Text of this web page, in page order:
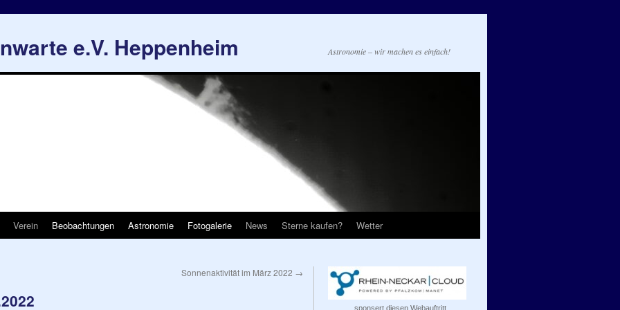
e.V. Heppenheim Astronomie – wir machen es einfach!
Verein Beobachtungen Astronomie Fotogalerie News Sterne kaufen? Wetter
Sonnenaktivität im März 2022 →
...sponsert diesen Webauftritt